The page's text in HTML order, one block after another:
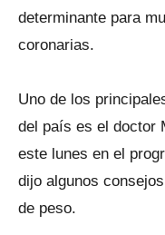
determinante para
coronarias.
Uno de los
del país es el doctor
este lunes en el
dijo algunos
de peso.